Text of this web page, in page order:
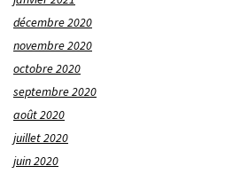
décembre 2020
novembre 2020
octobre 2020
septembre 2020
août 2020
juillet 2020
juin 2020